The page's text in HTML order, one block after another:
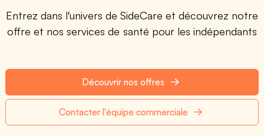
Entrez dans l'univers de SideCare et découvrez notre
offre et nos services de santé pour les indépendants
Découvrir nos offres
Contacter l'équipe commerciale